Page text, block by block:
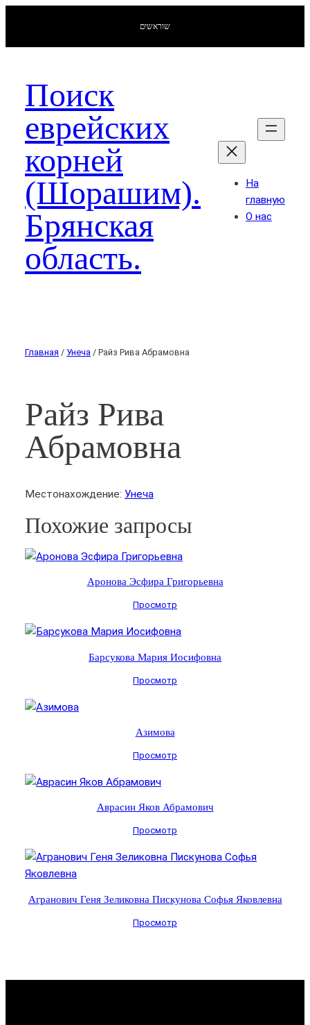
שוראשים
Поиск
еврейских
корней
(Шорашим).
Брянская
область.
На
главную
О нас
Главная / Унеча / Райз Рива Абрамовна
Райз Рива
Абрамовна
Местонахождение: Унеча
Похожие запросы
Аронова Эсфира Григорьевна
Просмотр
Барсукова Мария Иосифовна
Просмотр
Азимова
Просмотр
Аврасин Яков Абрамович
Просмотр
Агранович Геня Зеликовна Пискунова Софья Яковлевна
Просмотр